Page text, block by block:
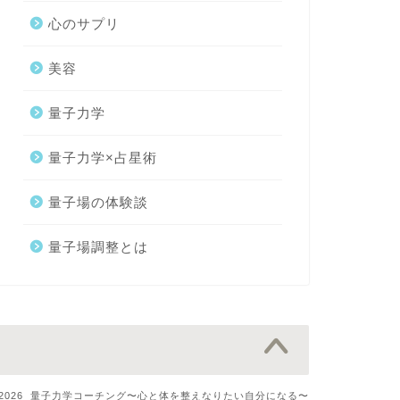
心のサプリ
美容
量子力学
量子力学×占星術
量子場の体験談
量子場調整とは
量子力学コーチング〜心と体を整えなりたい自分になる〜